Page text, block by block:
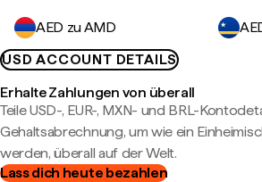
AED zu AMD
USD ACCOUNT DETAILS
Erhalte Zahlungen von überall
Teile USD-, EUR-, MXN- und BRL-
Gehaltsabrechnung, um wie ein
werden, überall auf der Welt.
Lass dich heute bezahlen